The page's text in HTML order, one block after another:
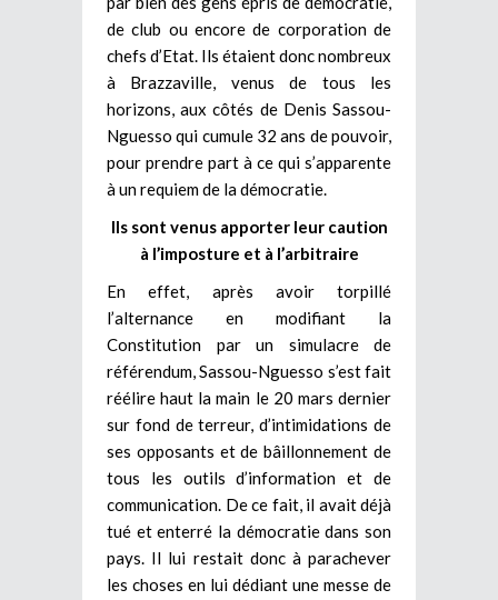
de club ou encore de corporation de
chefs d’Etat. Ils étaient donc nombreux
à Brazzaville, venus de tous les
horizons, aux côtés de Denis Sassou-
Nguesso qui cumule 32 ans de pouvoir,
pour prendre part à ce qui s’apparente
à un requiem de la démocratie.
Ils sont venus apporter leur caution
à l’imposture et à l’arbitraire
En effet, après avoir torpillé
l’alternance en modifiant la
Constitution par un simulacre de
référendum, Sassou-Nguesso s’est fait
réélire haut la main le 20 mars dernier
sur fond de terreur, d’intimidations de
ses opposants et de bâillonnement de
tous les outils d’information et de
communication. De ce fait, il avait déjà
tué et enterré la démocratie dans son
pays. Il lui restait donc à parachever
les choses en lui dédiant une messe de